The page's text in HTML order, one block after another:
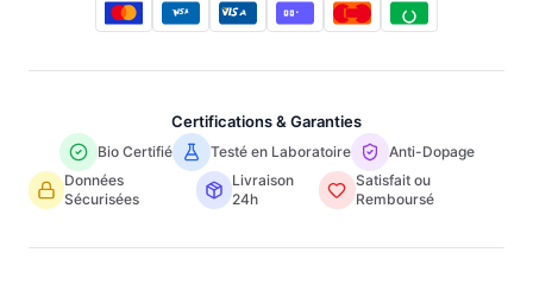
Certifications & Garanties
Bio Certifié Testé en Laboratoire
Anti-Dopage
Données
Sécurisées
Livraison
24h
Satisfait ou
Remboursé